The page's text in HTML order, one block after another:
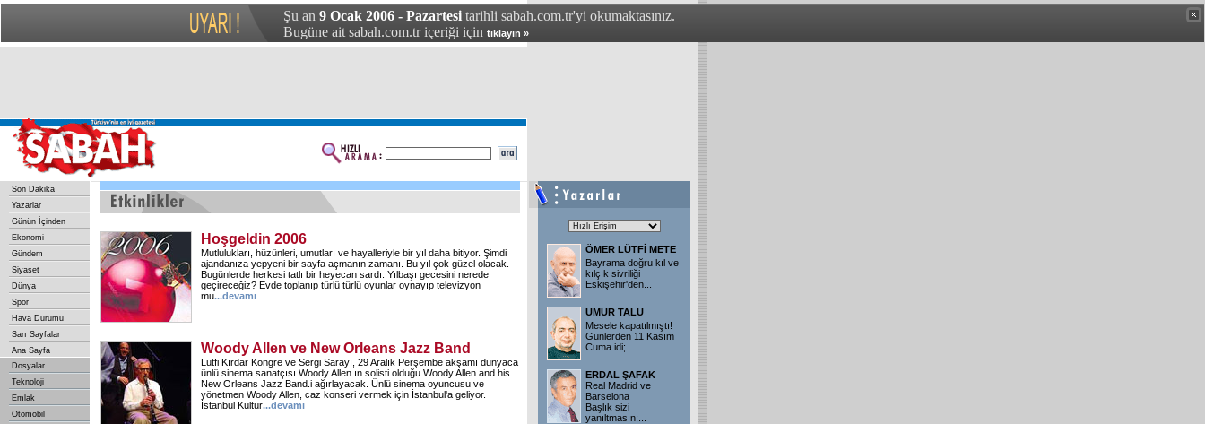
Şu an 9 Ocak 2006 - Pazartesi tarihli sabah.com.tr'yi okumaktasınız.
Bugüne ait sabah.com.tr içeriği için tıklayın »
Son Dakika
Yazarlar
Günün İçinden
Ekonomi
Gündem
Siyaset
Dünya
Spor
Hava Durumu
Sarı Sayfalar
Ana Sayfa
Dosyalar
Teknoloji
Emlak
Otomobil
Hoşgeldin 2006
Mutlulukları, hüzünleri, umutları ve hayalleriyle bir yıl daha bitiyor. Şimdi
ajandanıza yepyeni bir sayfa açmanın zamanı. Bu yıl çok güzel olacak.
Bugünlerde herkesi tatlı bir heyecan sardı. Yılbaşı gecesini nerede
geçireceğiz? Evde toplanıp türlü türlü oyunlar oynayıp televizyon
mu...devamı
Woody Allen ve New Orleans Jazz Band
Lütfi Kırdar Kongre ve Sergi Sarayı, 29 Aralık Perşembe akşamı dünyaca
ünlü sinema sanatçısı Woody Allen.ın solisti olduğu Woody Allen and his
New Orleans Jazz Band.i ağırlayacak. Ünlü sinema oyuncusu ve
yönetmen Woody Allen, caz konseri vermek için İstanbul'a geliyor.
İstanbul Kültür...devamı
ÖMER LÜTFİ METE
Bayrama doğru kıl ve
kılçık sivriliği
Eskişehir'den...
UMUR TALU
Mesele kapatılmıştı!
Günlerden 11 Kasım
Cuma idi;...
ERDAL ŞAFAK
Real Madrid ve
Barselona
Başlık sizi
yanıltmasın;...